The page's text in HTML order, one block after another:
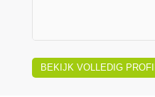
BEKIJK VOLLEDIG